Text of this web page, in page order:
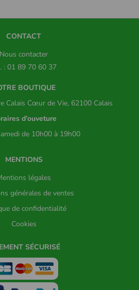
CONTACT
Nous contacter
: 01 89 70 60 37
BOUTIQUE
Calais Cœur de Vie, 62100 Calais
d'ouveture
de 10h00 à 19h00
MENTIONS
légales
générales de ventes
de confidentialité
Cookies
SÉCURISÉ